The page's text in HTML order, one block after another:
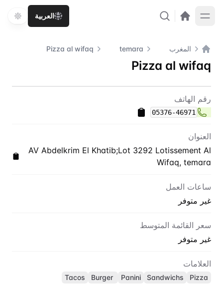
العربية
الصفحة الرئيسية
المغرب temara
Pizza al wifaq
Pizza al wifaq
اتصل بنا
رقم الهاتف
05376-46971
العنوان
AV Abdelkrim El Khatib;Lot 3292 Lotissement Al
Wifaq, temara
ساعات العمل
غير متوفر
سعر القائمة المتوسط
غير متوفر
العلامات
Pizza
Sandwichs
Panini
Tacos